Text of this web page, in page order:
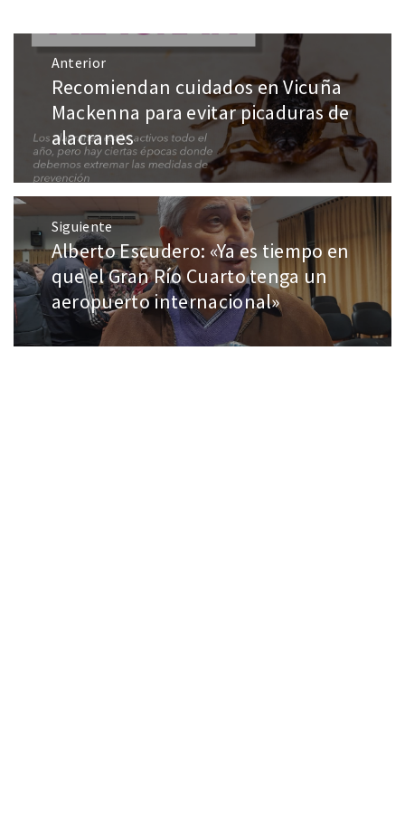
Anterior
Recomiendan cuidados en Vicuña
Mackenna para evitar picaduras de
alacranes
Siguiente
Alberto Escudero: «Ya es tiempo en
que el Gran Río Cuarto tenga un
aeropuerto internacional»